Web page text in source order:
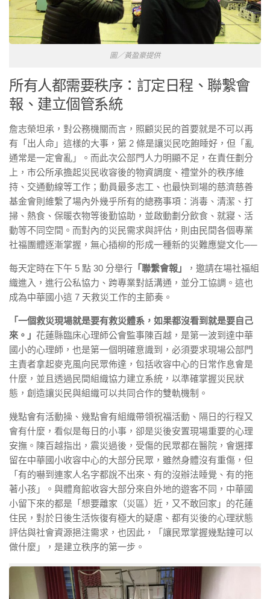
圖／黃盈豪提供
所有人都需要秩序：訂定日程、聯繫會
報、建立個管系統
詹志榮坦承，對公務機關而言，照顧災民的首要就是不可以再
有「出人命」這樣的大事，第 2 條是讓災民吃飽睡好，但「亂
通常是一定會亂」。而此次公部門人力明顯不足，在責任劃分
上，市公所承擔起災民收容後的物資調度、禮堂外的秩序維
持、交通動線等工作；動員最多志工、也最快到場的慈濟慈善
基金會則維繫了場內外幾乎所有的總務事項：消毒、清潔、打
掃、熱食、保暖衣物等後勤協助，並啟動劃分飲食、就寢、活
動等不同空間。而對內的災民需求與評估，則由民間各個專業
社福團體逐漸掌握，無心插柳的形成一種新的災難應變文化──
每天定時在下午 5 點 30 分舉行 「聯繫會報」
，邀請在場社福組
織進入，進行公私協力、跨專業對話溝通，並分工協調。這也
成為中華國小這 7 天救災工作的主節奏。
「一個救災現場就是要有救災體系，如果都沒看到就是要自己
來。」 花蓮縣臨床心理師公會監事陳百越，是第一波到達中華
國小的心理師，也是第一個明確意識到，必須要求現場公部門
主責者拿起麥克風向民眾佈達，包括收容中心的日常作息會是
什麼，並且透過民間組織協力建立系統，以準確掌握災民狀
態，創造讓災民與組織可以共同合作的雙軌機制。
幾點會有活動操、幾點會有組織帶領祝福活動、隔日的行程又
會有什麼，看似是每日的小事，卻是災後安置現場重要的心理
安撫。陳百越指出，震災過後，受傷的民眾都在醫院，會選擇
留在中華國小收容中心的大部分民眾，雖然身體沒有重傷，但
「有的嚇到連家人名字都說不出來、有的沒辦法睡覺、有的拖
著小孩」。與體育館收容大部分來自外地的遊客不同，中華國
小留下來的都是「想要離家（災區）近，又不敢回家」的花蓮
住民，對於日後生活恢復有極大的疑慮、都有災後的心理狀態
評估與社會資源挹注需求，也因此，
「讓民眾掌握幾點鐘可以
做什麼」，是建立秩序的第一步。